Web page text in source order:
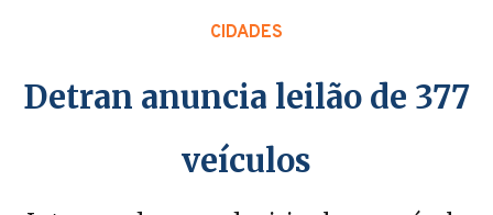
CIDADES
Detran anuncia leilão de 377
veículos